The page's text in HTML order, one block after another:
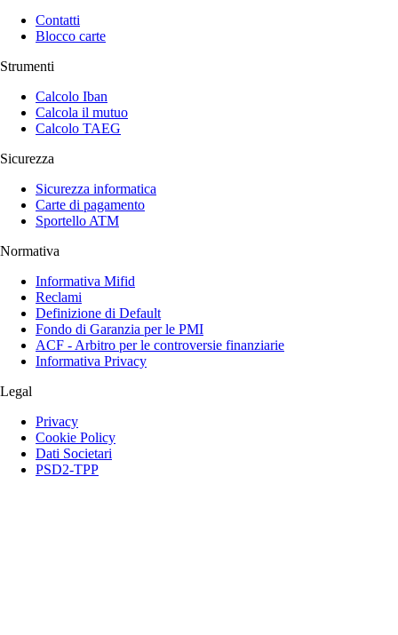
Contatti
Blocco carte
Strumenti
Calcolo Iban
Calcola il mutuo
Calcolo TAEG
Sicurezza
Sicurezza informatica
Carte di pagamento
Sportello ATM
Normativa
Informativa Mifid
Reclami
Definizione di Default
Fondo di Garanzia per le PMI
ACF - Arbitro per le controversie finanziarie
Informativa Privacy
Legal
Privacy
Cookie Policy
Dati Societari
PSD2-TPP